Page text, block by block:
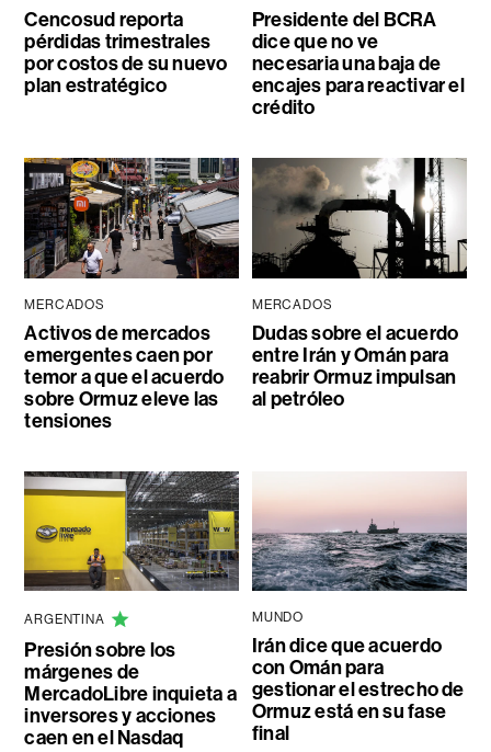
Cencosud reporta
pérdidas trimestrales
por costos de su nuevo
plan estratégico
Presidente del BCRA
dice que no ve
necesaria una baja de
encajes para reactivar el
crédito
MERCADOS
Activos de mercados
emergentes caen por
temor a que el acuerdo
sobre Ormuz eleve las
tensiones
MERCADOS
Dudas sobre el acuerdo
entre Irán y Omán para
reabrir Ormuz impulsan
al petróleo
ARGENTINA
Presión sobre los
márgenes de
MercadoLibre inquieta a
inversores y acciones
caen en el Nasdaq
MUNDO
Irán dice que acuerdo
con Omán para
gestionar el estrecho de
Ormuz está en su fase
final